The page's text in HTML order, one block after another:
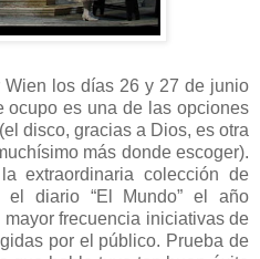
Wien los días 26 y 27 de junio
ocupo es una de las opciones
disco, gracias a Dios, es otra
más donde escoger).
extraordinaria colección de
diario “El Mundo” el año
frecuencia iniciativas de
por el público. Prueba de